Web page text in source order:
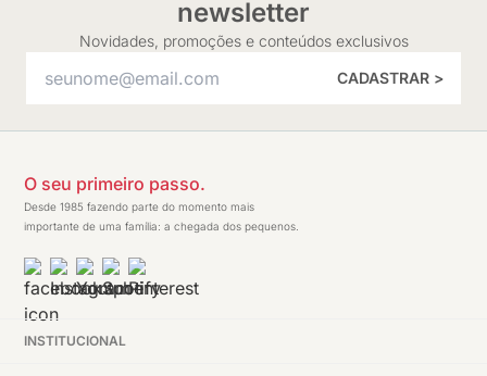
newsletter
Novidades, promoções e conteúdos exclusivos
CADASTRAR >
O seu primeiro passo.
Desde 1985 fazendo parte do momento mais
importante de uma família: a chegada dos pequenos.
INSTITUCIONAL